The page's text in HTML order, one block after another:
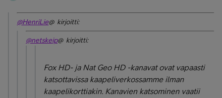
@HenriLie@ kirjoitti:
@netskeip@ kirjoitti:
Fox HD- ja Nat Geo HD -kanavat ovat vapaasti
katsottavissa kaapeliverkossamme ilman
kaapelikorttiakin. Kanavien katsominen vaatii